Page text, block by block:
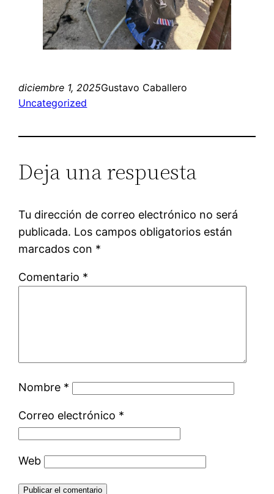
diciembre 1, 2025Gustavo Caballero
Uncategorized
Deja una respuesta
Tu dirección de correo electrónico no será
publicada. Los campos obligatorios están
marcados con *
Comentario *
Nombre *
Correo electrónico *
Web